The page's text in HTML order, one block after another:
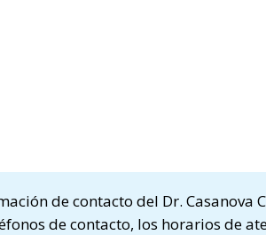
de contacto del Dr. Casanova
de contacto, los horarios de